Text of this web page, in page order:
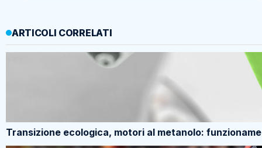
ARTICOLI CORRELATI
Transizione ecologica, motori al metanolo: